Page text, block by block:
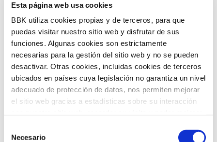
Esta página web usa cookies
BBK utiliza cookies propias y de terceros, para que
puedas visitar nuestro sitio web y disfrutar de sus
funciones. Algunas cookies son estrictamente
necesarias para la gestión del sitio web y no se pueden
desactivar. Otras cookies, incluidas cookies de terceros
ubicados en países cuya legislación no garantiza un nivel
adecuado de protección de datos, nos permiten mejorar
el sitio web gracias a estadísticas sobre su interacción
el uso que haga del sitio web con nuestros partners de
Necesario
de BBK Kuna orientada a acercar a
Bizkaia el conocimiento y las
tendencias globales más relevantes, de
la mano de expertos y voces
internacionales de referencia. Su
propósito es traducir estos análisis en
claves útiles para el desarrollo social,